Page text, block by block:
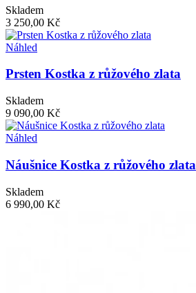
Skladem
3 250,00 Kč
Náhled
Prsten Kostka z růžového zlata
Skladem
9 090,00 Kč
Náhled
Náušnice Kostka z růžového zlata
Skladem
6 990,00 Kč